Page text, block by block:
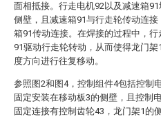
面相抵接。行走电机92以及减速箱
侧壁，且减速箱91与行走轮传动连
箱91传动连接。在焊接的过程中，
91驱动行走轮转动，从而使得龙门
度方向进行往复移动。
参照图2和图4，控制组件4包括控制
固定安装在移动板3的侧壁，且控制
固定连接有控制齿轮43，龙门架1的